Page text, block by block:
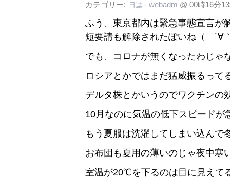
カテゴリー: 日誌 - webadm @ 00時16分
ふう、東京都内は緊急事態宣言が
短要請も解除されたぽいね（ ´∀
でも、コロナが無くなったわじゃ
ロシアとかではまだ猛威振るって
デルタ株とかいうのでワクチンの
10月なのに気温の低下スピード
もう夏服は洗濯してしまい込んで
お布団も夏用の薄いのじゃ夜中寒
室温が20℃を下るのは目に見えて